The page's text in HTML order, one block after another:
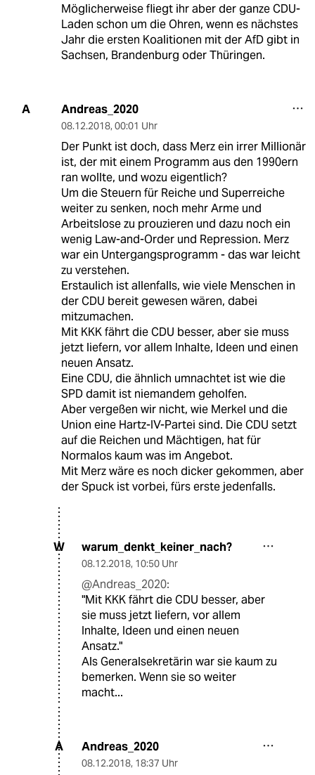
Möglicherweise fliegt ihr aber der ganze CDU-
Laden schon um die Ohren, wenn es nächstes
Jahr die ersten Koalitionen mit der AfD gibt in
Sachsen, Brandenburg oder Thüringen.
A Andreas_2020
08.12.2018, 00:01 Uhr
Der Punkt ist doch, dass Merz ein irrer Millionär
ist, der mit einem Programm aus den 1990ern
ran wollte, und wozu eigentlich?
Um die Steuern für Reiche und Superreiche
weiter zu senken, noch mehr Arme und
Arbeitslose zu prouzieren und dazu noch ein
wenig Law-and-Order und Repression. Merz
war ein Untergangsprogramm - das war leicht
zu verstehen.
Erstaulich ist allenfalls, wie viele Menschen in
der CDU bereit gewesen wären, dabei
mitzumachen.
Mit KKK fährt die CDU besser, aber sie muss
jetzt liefern, vor allem Inhalte, Ideen und einen
neuen Ansatz.
Eine CDU, die ähnlich umnachtet ist wie die
SPD damit ist niemandem geholfen.
Aber vergeßen wir nicht, wie Merkel und die
Union eine Hartz-IV-Partei sind. Die CDU setzt
auf die Reichen und Mächtigen, hat für
Normalos kaum was im Angebot.
Mit Merz wäre es noch dicker gekommen, aber
der Spuck ist vorbei, fürs erste jedenfalls.
W warum_denkt_keiner_nach?
08.12.2018, 10:50 Uhr
@Andreas_2020:
"Mit KKK fährt die CDU besser, aber
sie muss jetzt liefern, vor allem
Inhalte, Ideen und einen neuen
Ansatz."
Als Generalsekretärin war sie kaum zu
bemerken. Wenn sie so weiter
macht...
A Andreas_2020
08.12.2018, 18:37 Uhr